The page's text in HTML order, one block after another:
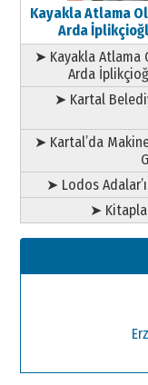
Kayakla Atlama
Arda
➤ Kayakla Atlama
Arda
➤ Kartal
➤ Kartal’da
➤ Lodos
➤